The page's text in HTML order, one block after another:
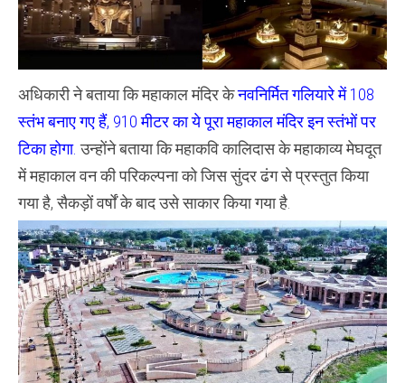
अधिकारी ने बताया कि महाकाल मंदिर केनवनिर्मित गलियारे में 108
स्तंभ बनाए गए हैं, 910 मीटर का ये पूरा महाकाल मंदिर इन स्तंभों पर
टिका होगा. उन्होंने बताया कि महाकवि कालिदास के महाकाव्य मेघदूत
में महाकाल वन की परिकल्पना को जिस सुंदर ढंग से प्रस्तुत किया
गया है, सैकड़ों वर्षों के बाद उसे साकार किया गया है.